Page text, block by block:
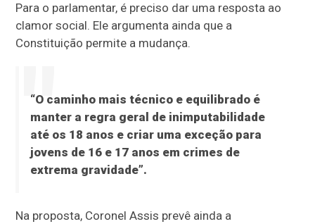
Para o parlamentar, é preciso dar uma resposta ao
clamor social. Ele argumenta ainda que a
Constituição permite a mudança.
“O caminho mais técnico e equilibrado é
manter a regra geral de inimputabilidade
até os 18 anos e criar uma exceção para
jovens de 16 e 17 anos em crimes de
extrema gravidade”.
Na proposta, Coronel Assis prevê ainda a